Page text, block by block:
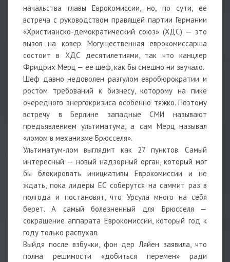
начальства главы Еврокомиссии, но, по сути, ее
встреча с руководством правящей партии Германии
«Христианско-демократический союз» (ХДС) — это
вызов на ковер. Могущественная еврокомиссарша
состоит в ХДС десятилетиями, так что канцлер
Фридрих Мерц — ее шеф, как бы смешно ни звучало.
Шеф давно недоволен разгулом евробюрократии и
ростом требований к бизнесу, которому на пике
очередного энергокризиса особенно тяжко. Поэтому
встречу в Берлине западные СМИ называют
предъявлением ультиматума, а сам Мерц называл
«ломом в механизме Брюсселя».
Ультиматум-лом выглядит как 27 пунктов. Самый
интересный — новый надзорный орган, который мог
бы блокировать инициативы Еврокомиссии и не
ждать, пока лидеры ЕС соберутся на саммит раз в
полгода и постановят, что Урсула много на себя
берет. А самый болезненный для Брюсселя —
сокращение аппарата Еврокомиссии, который год к
году только распухал.
Выйдя после взбучки, фон дер Ляйен заявила, что
полна решимости «добиться перемен» ради